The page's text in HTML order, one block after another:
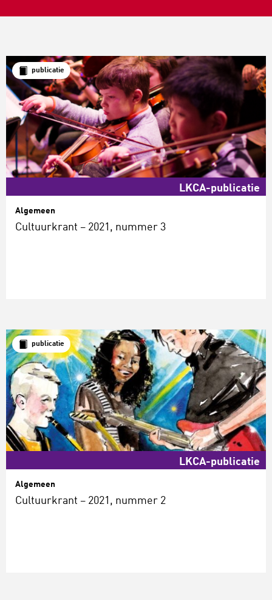
publicatie
LKCA-publicatie
Algemeen
Cultuurkrant – 2021, nummer 3
publicatie
LKCA-publicatie
Algemeen
Cultuurkrant – 2021, nummer 2